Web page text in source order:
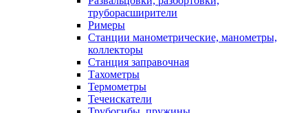
труборасширители
Римеры
Станции манометрические, манометры,
коллекторы
Станция заправочная
Тахометры
Термометры
Течеискатели